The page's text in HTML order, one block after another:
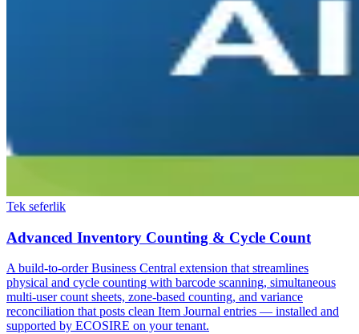
Tek seferlik
Advanced Inventory Counting & Cycle Count
A build-to-order Business Central extension that streamlines
physical and cycle counting with barcode scanning, simultaneous
multi-user count sheets, zone-based counting, and variance
reconciliation that posts clean Item Journal entries — installed and
supported by ECOSIRE on your tenant.